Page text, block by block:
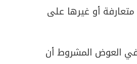
أو غيرها على
في العوض المشروط أن
في حكم فقدان الوصي
الوقف والحَبس